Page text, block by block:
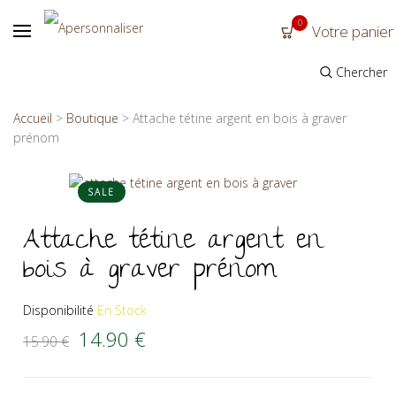
0 Votre panier
Chercher
Accueil > Boutique > Attache tétine argent en bois à graver
prénom
SALE
Attache tétine argent en
bois à graver prénom
Disponibilité En Stock
15.90€ Le prix initial était : 15.90 €.
14.90 €